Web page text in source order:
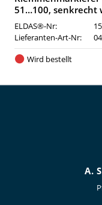
51…100, senkrecht
ELDAS®-Nr:
Lieferanten-Art-Nr:
Wird bestellt
A.